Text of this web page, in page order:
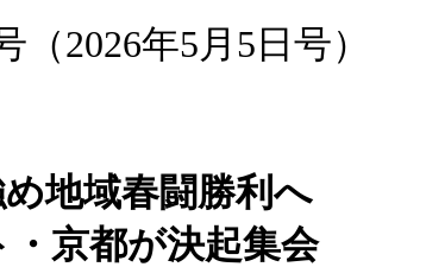
（2026年5月5日号）
地域春闘勝利へ
京都が決起集会